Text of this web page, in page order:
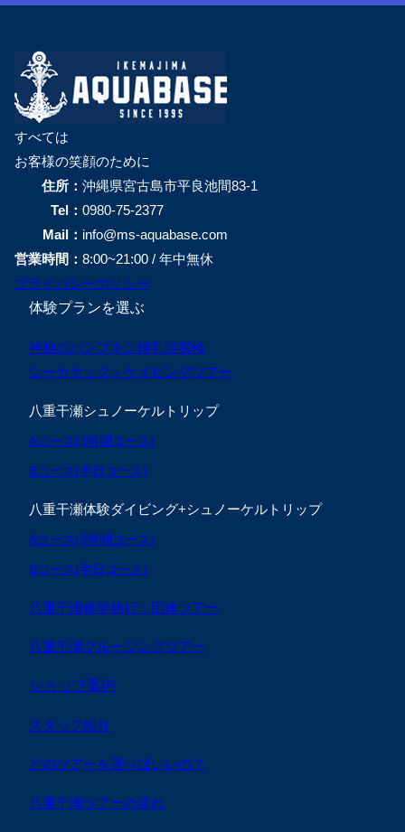
すべては
お客様の笑顔のために
住所： 沖縄県宮古島市平良池間83-1
Tel： 0980-75-2377
Mail： info@ms-aquabase.com
営業時間： 8:00~21:00 / 年中無休
プライバシーポリシー
体験プランを選ぶ
神秘のパンプキン鍾乳洞探検
シーカヤック＋ケイビングツアー
八重干瀬シュノーケルトリップ
Aコース(3時間コース)
Bコース(半日コース)
八重干瀬体験ダイビング+シュノーケルトリップ
Aコース(3時間コース)
Bコース(半日コース)
八重干瀬修学旅行・団体ツアー
八重干瀬クルージングツアー
ショップ案内
スタッフ紹介
どのツアーを選べばいいの？
八重干瀬ツアーの流れ